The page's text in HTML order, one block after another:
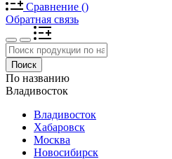
Сравнение ()
Обратная связь
Поиск
По названию
Владивосток
Владивосток
Хабаровск
Москва
Новосибирск